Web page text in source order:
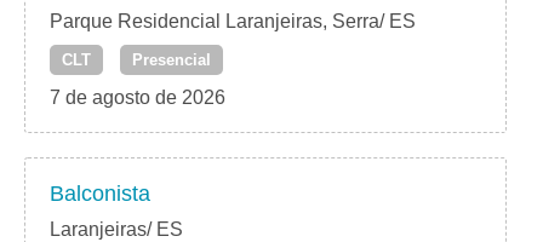
Parque Residencial Laranjeiras, Serra/ ES
CLT Presencial
7 de agosto de 2026
Balconista
Laranjeiras/ ES